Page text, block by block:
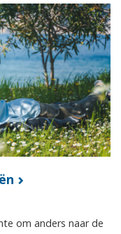
om anders naar de